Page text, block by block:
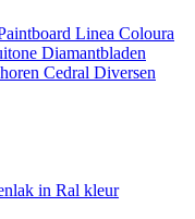
Linea Coloura
Diamantbladen
Cedral Diversen
in Ral kleur